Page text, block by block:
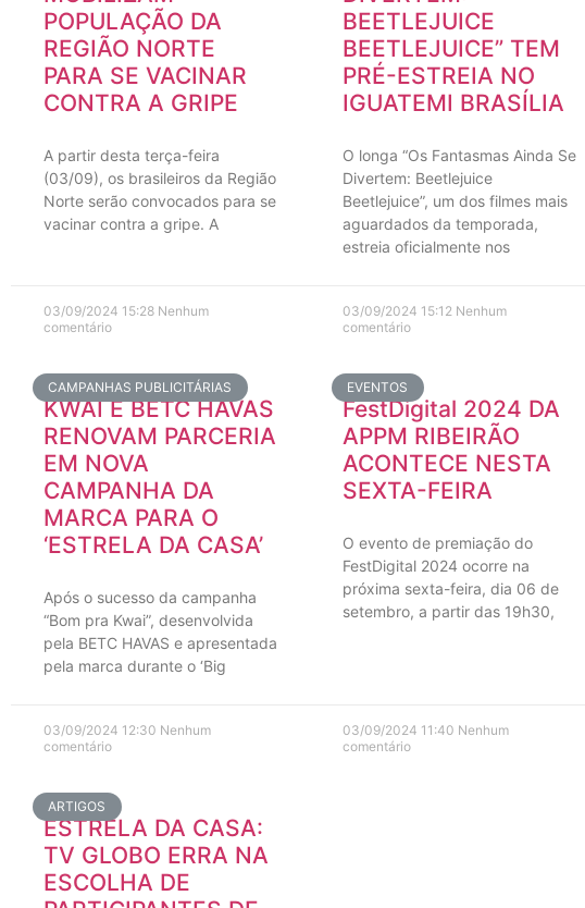
POPULAÇÃO DA
REGIÃO NORTE
PARA SE VACINAR
CONTRA A GRIPE
A partir desta terça-feira
(03/09), os brasileiros da Região
Norte serão convocados para se
vacinar contra a gripe. A
03/09/2024 15:28 Nenhum
comentário
BEETLEJUICE
BEETLEJUICE” TEM
PRÉ-ESTREIA NO
IGUATEMI BRASÍLIA
O longa “Os Fantasmas Ainda Se
Divertem: Beetlejuice
Beetlejuice”, um dos filmes mais
aguardados da temporada,
estreia oficialmente nos
03/09/2024 15:12 Nenhum
comentário
CAMPANHAS PUBLICITÁRIAS
KWAI E BETC HAVAS
RENOVAM PARCERIA
EM NOVA
CAMPANHA DA
MARCA PARA O
‘ESTRELA DA CASA’
Após o sucesso da campanha
“Bom pra Kwai”, desenvolvida
pela BETC HAVAS e apresentada
pela marca durante o ‘Big
03/09/2024 12:30 Nenhum
comentário
EVENTOS
FestDigital 2024 DA
APPM RIBEIRÃO
ACONTECE NESTA
SEXTA-FEIRA
O evento de premiação do
FestDigital 2024 ocorre na
próxima sexta-feira, dia 06 de
setembro, a partir das 19h30,
03/09/2024 11:40 Nenhum
comentário
ARTIGOS
ESTRELA DA CASA:
TV GLOBO ERRA NA
ESCOLHA DE